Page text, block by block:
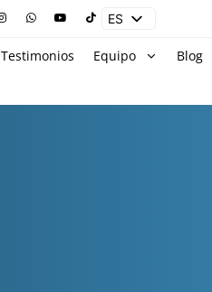
ES
Testimonios Equipo Blog